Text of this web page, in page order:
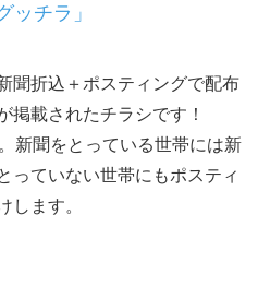
ッチラ」
聞折込＋ポスティングで配布
掲載されたチラシです！
新聞をとっている世帯には新
っていない世帯にもポスティ
します。